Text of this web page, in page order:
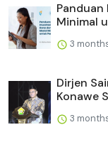
Panduan
Minimal
3
Dirjen
Konawe
3